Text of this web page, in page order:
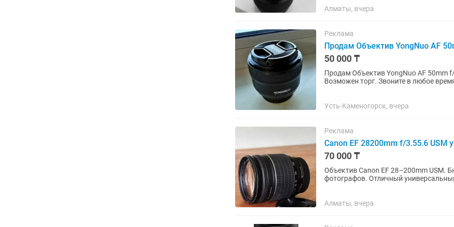
Алматы, вчера
Реклама
Продам Объектив YongNuo AF
50 000 ₸
Продам Объектив YongNuo AF 50mm
Возможен торг. Звоните в любое
Усть-Каменогорск, вчера
Реклама
Canon EF 28200mm f/3.55.6 USM
70 000 ₸
Объектив Canon EF 28–200mm
фотографов. Отличный универсальный объектив «на каждый день» — перекрывает большой
Алматы, вчера